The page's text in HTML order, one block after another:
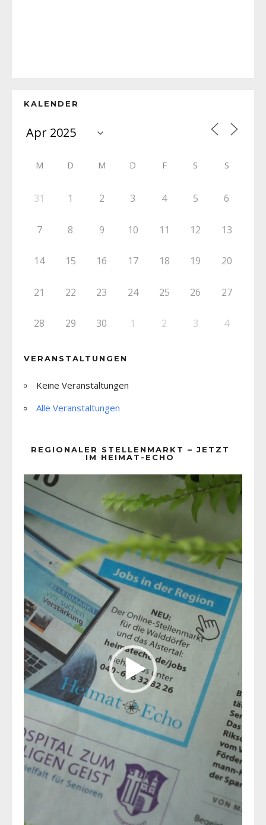
KALENDER
M D M D F S S
31 1 2 3 4 5 6
7 8 9 10 11 12 13
14 15 16 17 18 19 20
21 22 23 24 25 26 27
28 29 30 1 2 3 4
VERANSTALTUNGEN
Keine Veranstaltungen
Alle Veranstaltungen
REGIONALER STELLENMARKT – JETZT
IM HEIMAT-ECHO
Player